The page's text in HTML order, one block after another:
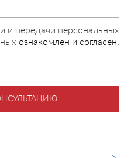
и передачи персональных
ознакомлен и согласен.